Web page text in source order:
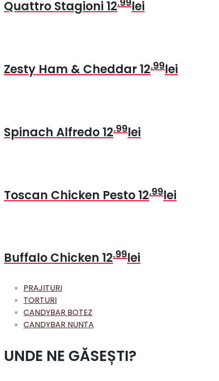
Quattro Stagioni 12 lei
Zesty Ham & Cheddar12.99lei
Spinach Alfredo12.99lei
Toscan Chicken Pesto12.99lei
Buffalo Chicken 12.99lei
PRAJITURI
TORTURI
CANDYBAR BOTEZ
CANDYBAR NUNTA
UNDE NE GĂSEȘTI?